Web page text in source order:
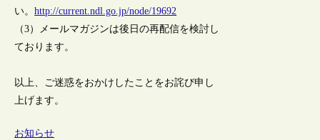
い。http://current.ndl.go.jp/node/19692
（3）メールマガジンは後日の再配信を検討し
ております。
以上、ご迷惑をおかけしたことをお詫び申し
上げます。
お知らせ